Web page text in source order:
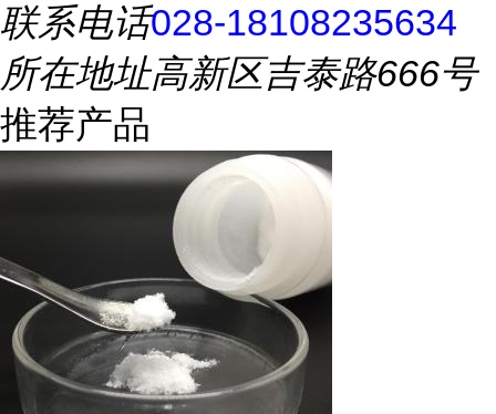
联系电话028-18108235634
所在地址高新区吉泰路666号
推荐产品